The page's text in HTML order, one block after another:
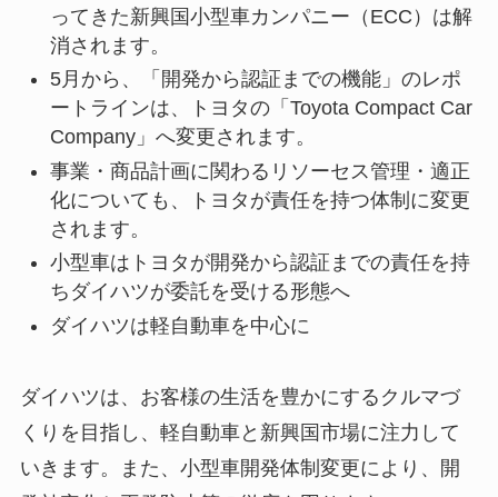
ってきた新興国小型車カンパニー（ECC）は解
消されます。
5月から、「開発から認証までの機能」のレポ
ートラインは、トヨタの「Toyota Compact Car
Company」へ変更されます。
事業・商品計画に関わるリソーセス管理・適正
化についても、トヨタが責任を持つ体制に変更
されます。
小型車はトヨタが開発から認証までの責任を持
ちダイハツが委託を受ける形態へ
ダイハツは軽自動車を中心に
ダイハツは、お客様の生活を豊かにするクルマづ
くりを目指し、軽自動車と新興国市場に注力して
いきます。また、小型車開発体制変更により、開